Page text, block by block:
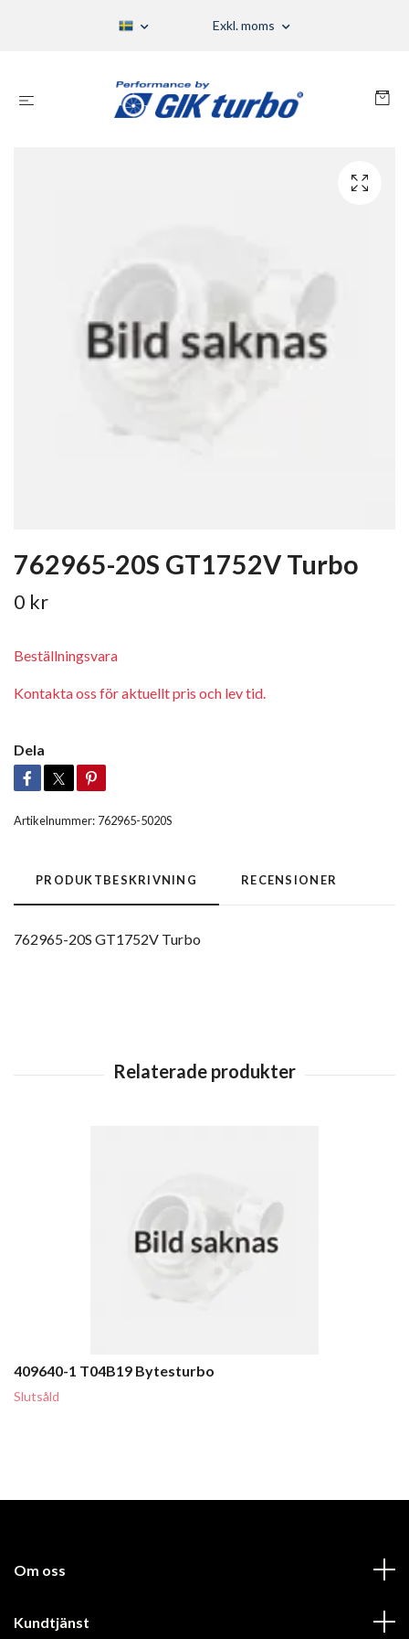
Exkl. moms
762965-20S GT1752V Turbo
0 kr
Beställningsvara
Kontakta oss för aktuellt pris och lev tid.
Dela
Artikelnummer: 762965-5020S
PRODUKTBESKRIVNING RECENSIONER
762965-20S GT1752V Turbo
409640-1 T04B19 Bytesturbo
Slutsåld
Om oss
Kundtjänst